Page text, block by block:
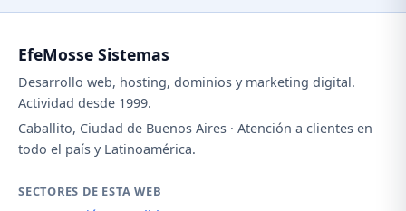
EfeMosse Sistemas
Desarrollo web, hosting, dominios y marketing digital.
Actividad desde 1999.
Caballito, Ciudad de Buenos Aires · Atención a clientes en
todo el país y Latinoamérica.
SECTORES DE ESTA WEB